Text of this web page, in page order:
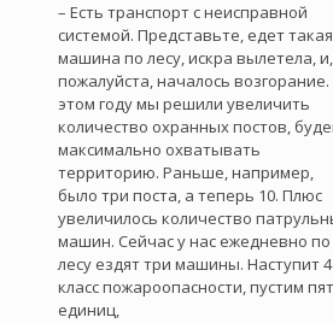
– Есть транспорт с неисправной
системой. Представьте, едет такая
машина по лесу, искра вылетела, и,
пожалуйста, началось возгорание.
этом году мы решили увеличить
количество охранных постов,
максимально охватывать
территорию. Раньше, например,
было три поста, а теперь 10. Плюс
увеличилось количество
машин. Сейчас у нас ежедневно по
лесу ездят три машины. Наступит 4
класс пожароопасности, пустим
единиц,